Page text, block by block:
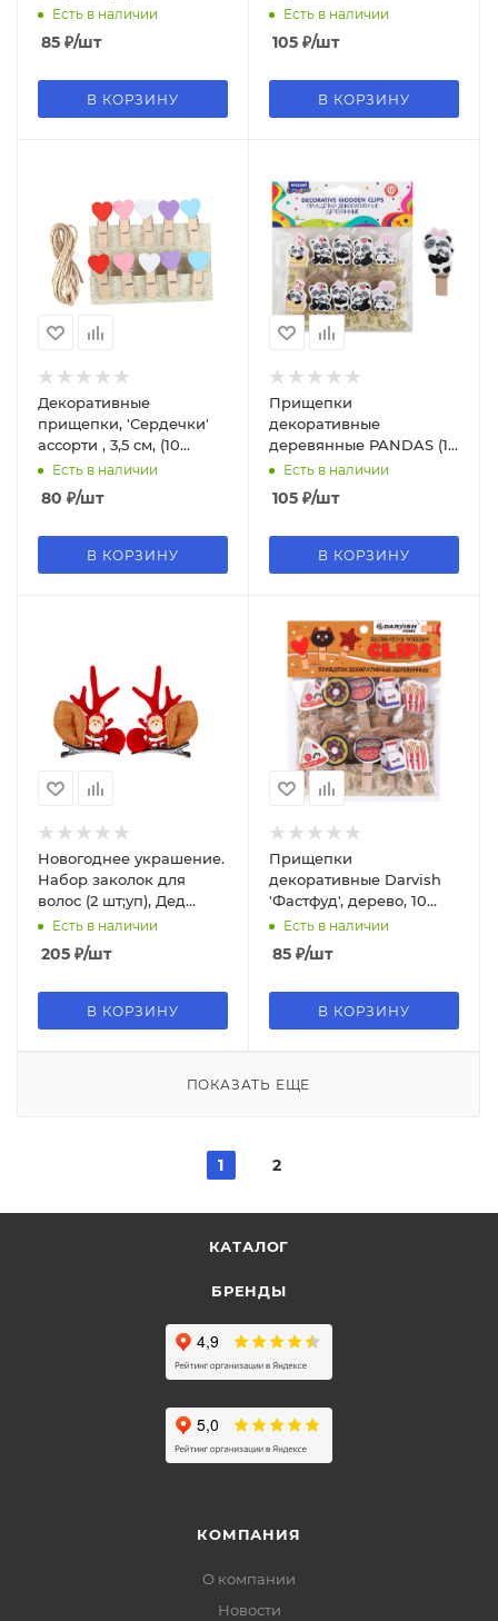
Есть в наличии
85 ₽/шт
В КОРЗИНУ
(10 шт;уп), размер 3.5 х
0.7 см, M-1540
Есть в наличии
105 ₽/шт
В КОРЗИНУ
Декоративные
прищепки, 'Сердечки'
ассорти , 3,5 см, (10
шт;уп), 6232423
Есть в наличии
80 ₽/шт
В КОРЗИНУ
Прищепки
декоративные
деревянные PANDAS (10
шт;уп), размер 3.5 х 0.7
см, M-1536
Есть в наличии
105 ₽/шт
В КОРЗИНУ
Новогоднее украшение.
Набор заколок для
волос (2 шт;уп), Дед
Мороз, 8х5 см, НУ-1935
Есть в наличии
205 ₽/шт
В КОРЗИНУ
Прищепки
декоративные Darvish
'Фастфуд', дерево, 10
шт.;уп., DV-H-1077
Есть в наличии
85 ₽/шт
В КОРЗИНУ
ПОКАЗАТЬ ЕЩЕ
1 2
КАТАЛОГ
БРЕНДЫ
КОМПАНИЯ
О компании
Новости